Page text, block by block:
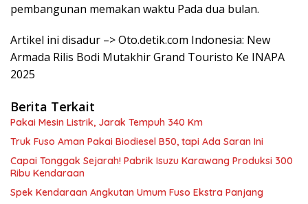
pembangunan memakan waktu Pada dua bulan.
Artikel ini disadur –> Oto.detik.com Indonesia: New
Armada Rilis Bodi Mutakhir Grand Touristo Ke INAPA
2025
Berita Terkait
Pakai Mesin Listrik, Jarak Tempuh 340 Km
Truk Fuso Aman Pakai Biodiesel B50, tapi Ada Saran Ini
Capai Tonggak Sejarah! Pabrik Isuzu Karawang Produksi 300
Ribu Kendaraan
Spek Kendaraan Angkutan Umum Fuso Ekstra Panjang